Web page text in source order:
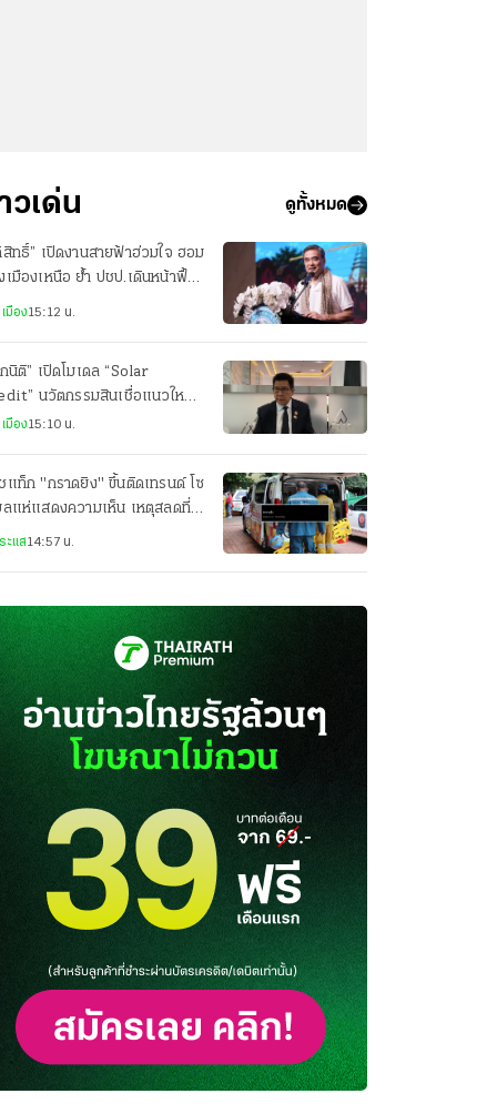
วเด่น ดูทั้งหมด
สิทธิ์” เปิดงานสายฟ้าฮ่วมใจ ฮอม
เมืองเหนือ ย้ำ ปชป.เดินหน้าฟื้น
ธาเป็นพรรคหลัก
มือง15:12 น.
กนิติ” เปิดโมเดล “Solar
นวัตกรรมสินเชื่อแนวใหม่
ดตั้งโซลาร์เซลล์ภาคครัวเรือน
มือง15:10 น.
แท็ก "กราดยิง" ขึ้นติดเทรนด์ โซ
ลแห่แสดงความเห็น เหตุสลดที่
ะแส14:57 น.